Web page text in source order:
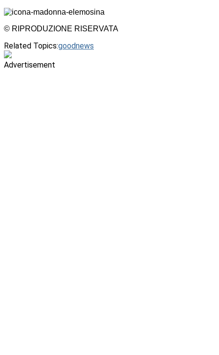
© RIPRODUZIONE RISERVATA
Related Topics:goodnews
Advertisement